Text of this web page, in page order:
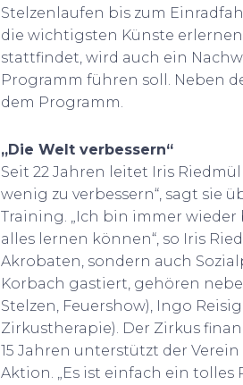
Stelzenlaufen bis zum
die wichtigsten Künste
stattfindet, wird auch ein
Programm führen soll. Neben
dem Programm.
„Die Welt verbessern“
Seit 22 Jahren leitet Iris
wenig zu verbessern“, sagt sie
Training. „Ich bin immer
alles lernen können“, so Iris
Akrobaten, sondern auch
Korbach gastiert, gehören
Stelzen, Feuershow), Ingo
Zirkustherapie). Der Zirkus
15 Jahren unterstützt der
Aktion. „Es ist einfach ein